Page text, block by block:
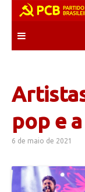
content
pop e
6 de maio de 2021